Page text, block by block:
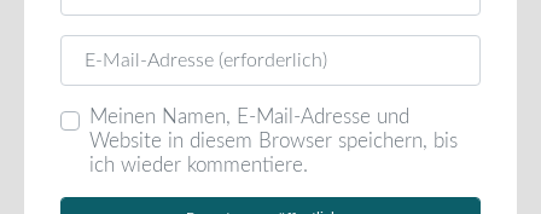
E-Mail
Meinen Namen, E-Mail-Adresse und
Website in diesem Browser speichern, bis
ich wieder kommentiere.